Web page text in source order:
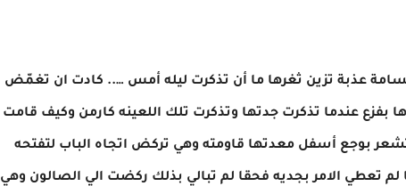
عذبة تزين ثغرها ما أن تذكرت ليله أمس ….. كادت ان تغمّض
بفزع عندما تذكرت جدتها وتذكرت تلك اللعينه كارمن وكيف قامت
بوجع أسفل معدتها قاومته وهي تركض اتجاه الباب لتفتحه
لم تعطي الامر بجديه فحقا لم تبالي بذلك ركضت الي الصالون وهي